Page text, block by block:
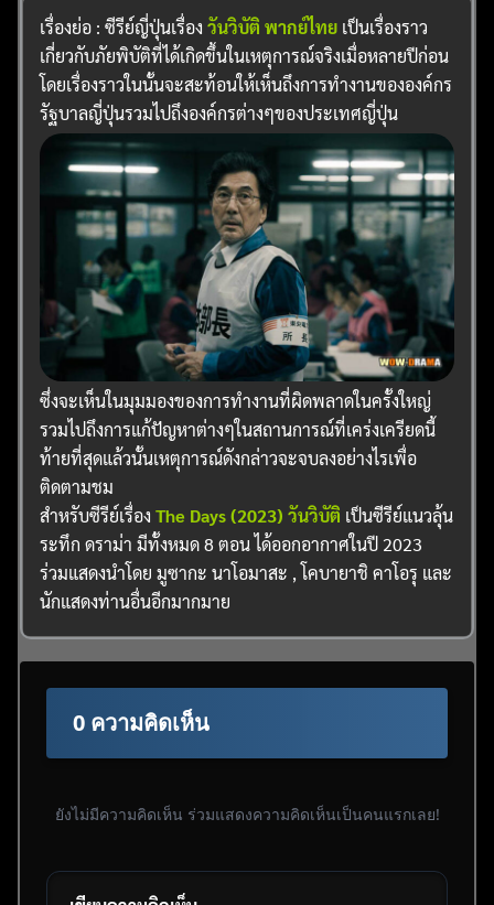
เรื่องย่อ : ซีรีย์ญี่ปุ่นเรื่องวันวิบัติ พากย์ไทย เป็นเรื่องราว
เกี่ยวกับภัยพิบัติที่ได้เกิดขึ้นในเหตุการณ์จริงเมื่อหลายปีก่อน
โดยเรื่องราวในนั้นจะสะท้อนให้เห็นถึงการทำงานขององค์กร
รัฐบาลญี่ปุ่นรวมไปถึงองค์กรต่างๆของประเทศญี่ปุ่น
ซึ่งจะเห็นในมุมมองของการทำงานที่ผิดพลาดในครั้งใหญ่
รวมไปถึงการแก้ปัญหาต่างๆในสถานการณ์ที่เคร่งเครียดนี้
ท้ายที่สุดแล้วนั้นเหตุการณ์ดังกล่าวจะจบลงอย่างไรเพื่อ
ติดตามชม
สำหรับซีรีย์เรื่องThe Days (2023) วันวิบัติ เป็นซีรีย์แนวลุ้น
ระทึก ดราม่า มีทั้งหมด 8 ตอน ได้ออกอากาศในปี 2023
ร่วมแสดงนำโดย มูซากะ นาโอมาสะ , โคบายาชิ คาโอรุ และ
นักแสดงท่านอื่นอีกมากมาย
0 ความคิดเห็น
ยังไม่มีความคิดเห็น ร่วมแสดงความคิดเห็นเป็นคนแรกเลย!